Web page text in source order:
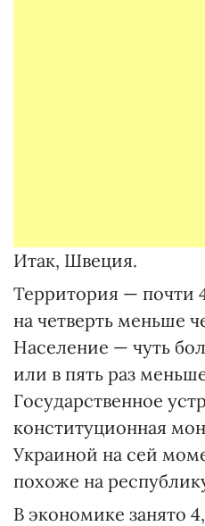
Итак, Швеция.
Территория — почти
на четверть меньше
Население — чуть
или в пять раз
Государственное
конституционная
Украиной на сей
похоже на
В экономике занято